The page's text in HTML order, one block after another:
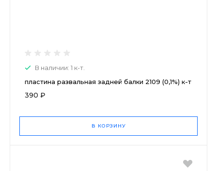
В наличии: 1 к-т.
пластина развальная задней балки 2109 (0,1%) к-т
390 ₽
В КОРЗИНУ